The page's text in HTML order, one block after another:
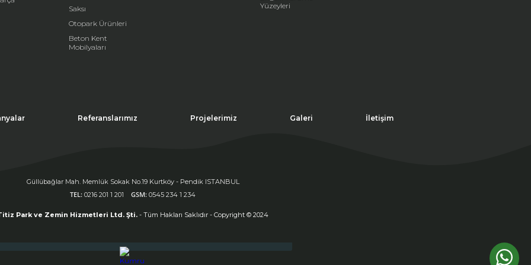
sitede çerezler kullanır. Siteyi kullanmaya devam ederseniz, çerez kullanımını
Saksı
Otopark Ürünleri
Beton Kent
Mobilyaları
Yüzeyleri
Referanslarımız Projelerimiz Galeri İletişim
Güllübağlar Mah. Memlük Sokak No.19 Kurtköy - Pendik ISTANBUL
TEL: 0216 201 1 201 GSM: 0545 234 1 234
Park ve Zemin Hizmetleri Ltd. Şti. - Tüm Hakları Saklıdır - Copyright © 2024